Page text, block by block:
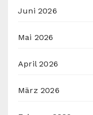
Juni 2026
Mai 2026
April 2026
März 2026